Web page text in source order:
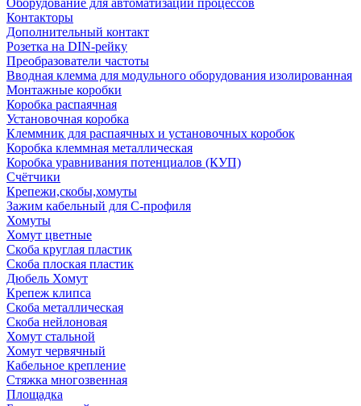
Оборудование для автоматизации процессов
Контакторы
Дополнительный контакт
Розетка на DIN-рейку
Преобразователи частоты
Вводная клемма для модульного оборудования изолированная
Монтажные коробки
Коробка распаячная
Установочная коробка
Клеммник для распаячных и установочных коробок
Коробка клеммная металлическая
Коробка уравнивания потенциалов (КУП)
Счётчики
Крепежи,скобы,хомуты
Зажим кабельный для С-профиля
Хомуты
Хомут цветные
Скоба круглая пластик
Скоба плоская пластик
Дюбель Хомут
Крепеж клипса
Скоба металлическая
Скоба нейлоновая
Хомут стальной
Хомут червячный
Кабельное крепление
Стяжка многозвенная
Площадка